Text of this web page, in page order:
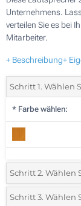
Unternehmens.
verteilen Sie es bei
Mitarbeiter.
+ Beschreibung+
Schritt 1. Wählen
* Farbe wählen:
Schritt 2. Wählen
*Wählen Sie die
Schritt 3. Wählen